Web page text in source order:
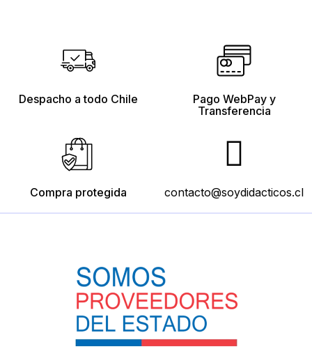
Despacho a todo Chile
Pago WebPay y
Transferencia
Compra protegida contacto@soydidacticos.cl